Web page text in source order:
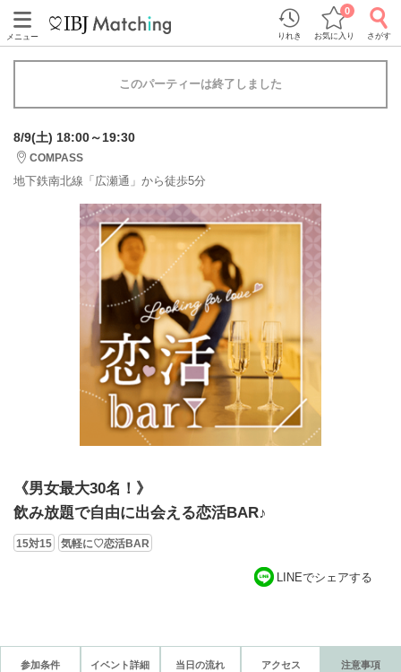
メニュー りれき お気に入り
0
さがす
このパーティーは終了しました
8/9(土) 18:00～19:30
COMPASS
地下鉄南北線「広瀬通」から徒歩5分
《男女最大30名！》
飲み放題で自由に出会える恋活BAR♪
15対15 気軽に♡恋活BAR
LINEでシェアする
参加条件 イベント詳細 当日の流れ アクセス 注意事項